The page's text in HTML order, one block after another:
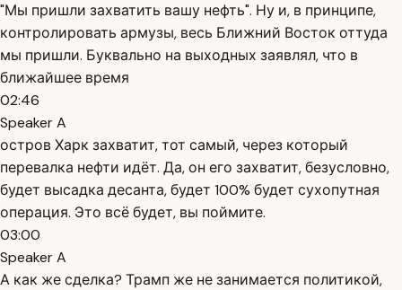
"Мы пришли захватить вашу нефть". Ну и, в принципе,
контролировать армузы, весь Ближний Восток оттуда
мы пришли. Буквально на выходных заявлял, что в
ближайшее время
02:46
Speaker A
остров Харк захватит, тот самый, через который
перевалка нефти идёт. Да, он его захватит, безусловно,
будет высадка десанта, будет 100% будет сухопутная
операция. Это всё будет, вы поймите.
03:00
Speaker A
А как же сделка? Трамп же не занимается политикой,